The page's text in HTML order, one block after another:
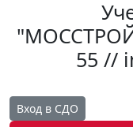
55 //
Вход в СДО